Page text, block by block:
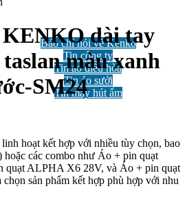
Tin tức
Báo chí nói về Kenko
Tin công ty
Tin áo điều hòa
Tin áo sưởi
Tin máy hút ẩm
KENKO dài tay
màu xanh
SM24
hoạt kết hợp với nhiều tùy chọn, bao
hoặc các combo như Áo + pin quạt
ALPHA X6 28V, và Áo + pin quạt
sản phẩm kết hợp phù hợp với nhu